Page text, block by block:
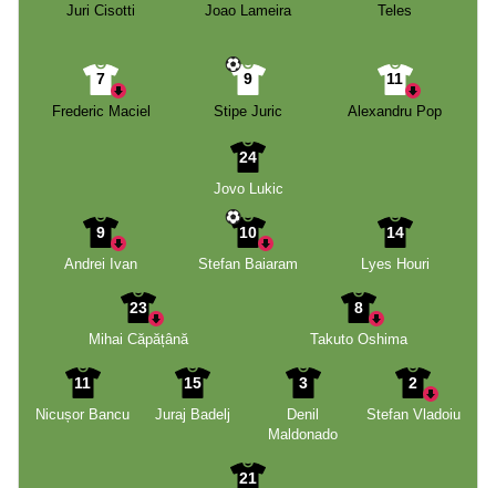
Juri Cisotti Joao Lameira Teles
7
Frederic Maciel
9
Stipe Juric
11
Alexandru Pop
24
Jovo Lukic
9
Andrei Ivan
10
Stefan Baiaram
14
Lyes Houri
23
Mihai Căpățână
8
Takuto Oshima
11
Nicușor Bancu
15
Juraj Badelj
3
Denil
Maldonado
2
Stefan Vladoiu
21